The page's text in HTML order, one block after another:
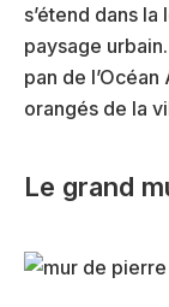
s’étend dans
paysage
pan de
orangés de la
Le grand